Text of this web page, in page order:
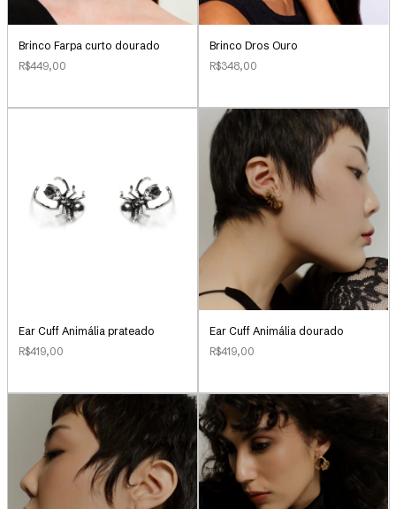
Brinco Farpa curto dourado
R$449,00
Brinco Dros Ouro
R$348,00
Ear Cuff Animália prateado
R$419,00
Ear Cuff Animália dourado
R$419,00